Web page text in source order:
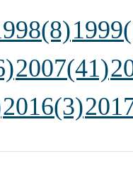
2007(41)
2016(3)